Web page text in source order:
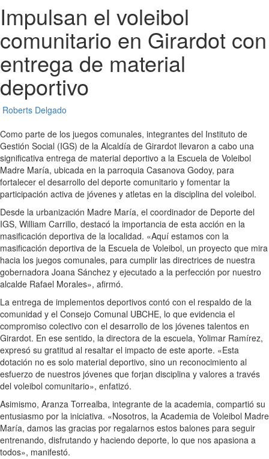
Impulsan el voleibol
comunitario en Girardot con
entrega de material
deportivo
Roberts Delgado
Como parte de los juegos comunales, integrantes del Instituto de
Gestión Social (IGS) de la Alcaldía de Girardot llevaron a cabo una
significativa entrega de material deportivo a la Escuela de Voleibol
Madre María, ubicada en la parroquia Casanova Godoy, para
fortalecer el desarrollo del deporte comunitario y fomentar la
participación activa de jóvenes y atletas en la disciplina del voleibol.
Desde la urbanización Madre María, el coordinador de Deporte del
IGS, William Carrillo, destacó la importancia de esta acción en la
masificación deportiva de la localidad. «Aquí estamos con la
masificación deportiva de la Escuela de Voleibol, un proyecto que mira
hacia los juegos comunales, para cumplir las directrices de nuestra
gobernadora Joana Sánchez y ejecutado a la perfección por nuestro
alcalde Rafael Morales», afirmó.
La entrega de implementos deportivos contó con el respaldo de la
comunidad y el Consejo Comunal UBCHE, lo que evidencia el
compromiso colectivo con el desarrollo de los jóvenes talentos en
Girardot. En ese sentido, la directora de la escuela, Yolimar Ramírez,
expresó su gratitud al resaltar el impacto de este aporte. «Esta
dotación no es solo material deportivo, sino un reconocimiento al
esfuerzo de nuestros jóvenes que forjan disciplina y valores a través
del voleibol comunitario», enfatizó.
Asimismo, Aranza Torrealba, integrante de la academia, compartió su
entusiasmo por la iniciativa. «Nosotros, la Academia de Voleibol Madre
María, damos las gracias por regalarnos estos balones para seguir
entrenando, disfrutando y haciendo deporte, lo que nos apasiona a
todos», manifestó.